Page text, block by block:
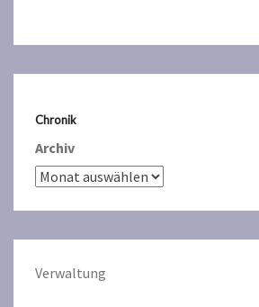
Chronik
Archiv
Verwaltung